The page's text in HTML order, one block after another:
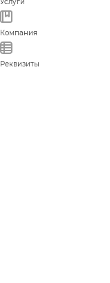
Услуги
Компания
Реквизиты